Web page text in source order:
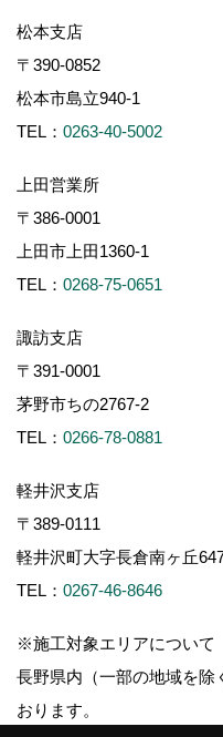
松本支店
〒390-0852
松本市島立940-1
TEL： 0263-40-5002
上田営業所
〒386-0001
上田市上田1360-1
TEL： 0268-75-0651
諏訪支店
〒391-0001
茅野市ちの2767-2
TEL： 0266-78-0881
軽井沢支店
〒389-0111
軽井沢町大字長倉南ヶ丘
TEL： 0267-46-8646
※施工対象エリアについて
長野県内（一部の地域を除
おります。